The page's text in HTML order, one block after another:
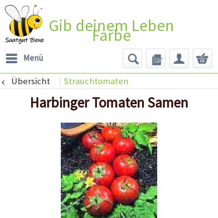
Gib deinem Leben
Farbe
Menü
Übersicht Strauchtomaten
Harbinger Tomaten Samen